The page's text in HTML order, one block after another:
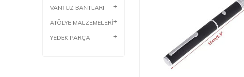
VANTUZ BANTLARI
ATÖLYE MALZEMELERİ
YEDEK PARÇA